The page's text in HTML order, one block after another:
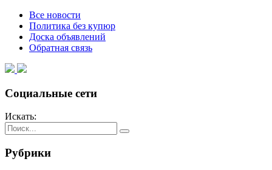
Все новости
Политика без купюр
Доска объявлений
Обратная связь
Социальные сети
Искать:
Рубрики